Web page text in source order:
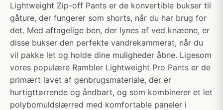
Lightweight Zip-off Pants er de konvertible bukser til
gåture, der fungerer som shorts, når du har brug for
det. Med aftagelige ben, der lynes af ved knæene, er
disse bukser den perfekte vandrekammerat, når du
vil pakke let og holde dine muligheder åbne. Ligesom
vores populære Rambler Lightweight Pro Pants er de
primært lavet af genbrugsmateriale, der er
hurtigttørrende og åndbart, og som kombinerer et let
polybomuldslærred med komfortable paneler i